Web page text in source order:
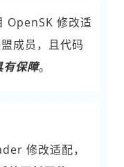
OpenSK 修改适
成员，且代码
有保障。
修改适配，